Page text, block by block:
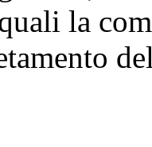
la